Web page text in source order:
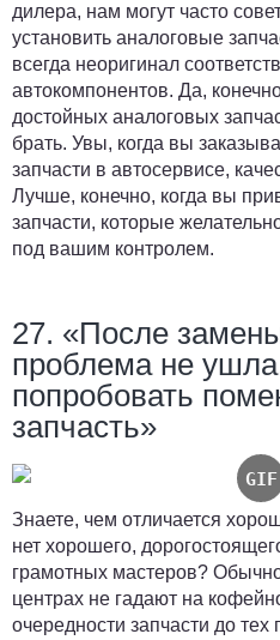
дилера, нам могут часто
установить аналоговые
всегда неоригинал
автокомпонентов. Да,
достойных аналоговых
брать. Увы, когда вы
запчасти в автосервисе,
Лучше, конечно, когда вы
запчасти, которые
под вашим контролем.
27. «После
проблема не
попробовать
запчасть»
Знаете, чем отличается
нет хорошего,
грамотных мастеров?
центрах не гадают на
очередности запчасти до тех